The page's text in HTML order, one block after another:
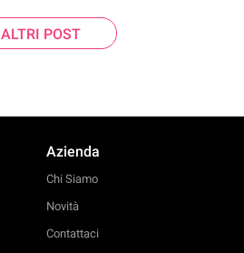
ALTRI POST
Azienda
Chi Siamo
Novità
Contattaci